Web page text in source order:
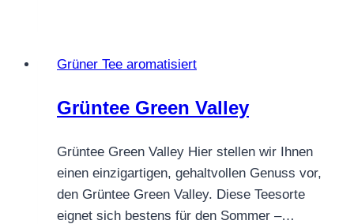
Grüner Tee aromatisiert
Grüntee Green Valley
Grüntee Green Valley Hier stellen wir Ihnen
einen einzigartigen, gehaltvollen Genuss vor,
den Grüntee Green Valley. Diese Teesorte
eignet sich bestens für den Sommer –…